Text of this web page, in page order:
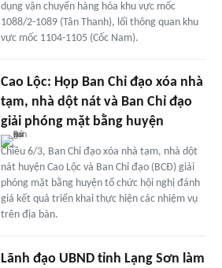
dụng vận chuyển hàng hóa khu vực mốc
1088/2-1089 (Tân Thanh), lối thông quan khu
vực mốc 1104-1105 (Cốc Nam).
Cao Lộc: Họp Ban Chỉ đạo xóa nhà
tạm, nhà dột nát và Ban Chỉ đạo
giải phóng mặt bằng huyện
Chiều 6/3, Ban Chỉ đạo xóa nhà tạm, nhà dột
nát huyện Cao Lộc và Ban Chỉ đạo (BCĐ) giải
phóng mặt bằng huyện tổ chức hội nghị đánh
giá kết quả triển khai thực hiện các nhiệm vụ
trên địa bàn.
Lãnh đạo UBND tỉnh Lạng Sơn làm